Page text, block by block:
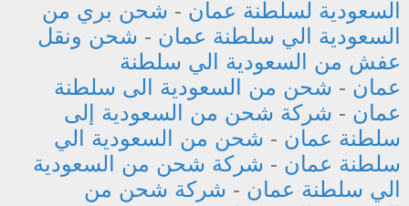
السعودية لسلطنة عمان - شحن بري من
السعودية الي سلطنة عمان - شحن ونقل
عفش من السعودية الي سلطنة
عمان - شحن من السعودية الى سلطنة
عمان - شركة شحن من السعودية إلى
سلطنة عمان - شحن من السعودية الي
سلطنة عمان - شركة شحن من السعودية
الي سلطنة عمان - شركة شحن من